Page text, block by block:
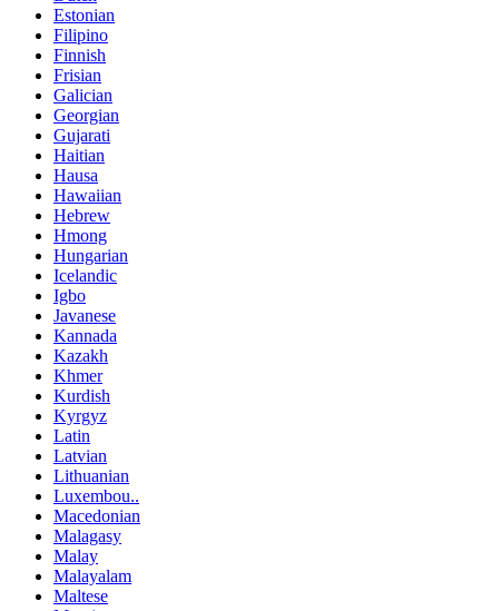
Estonian
Filipino
Finnish
Frisian
Galician
Georgian
Gujarati
Haitian
Hausa
Hawaiian
Hebrew
Hmong
Hungarian
Icelandic
Igbo
Javanese
Kannada
Kazakh
Khmer
Kurdish
Kyrgyz
Latin
Latvian
Lithuanian
Luxembou..
Macedonian
Malagasy
Malay
Malayalam
Maltese